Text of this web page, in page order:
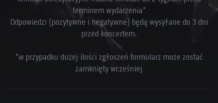
terminem wydarzenia*
Odpowiedzi (pozytywne i negatywne) będą wysyłane do 3 dni
przed koncertem.
*w przypadku dużej ilości zgłoszeń formularz może zostać
zamknięty wcześniej